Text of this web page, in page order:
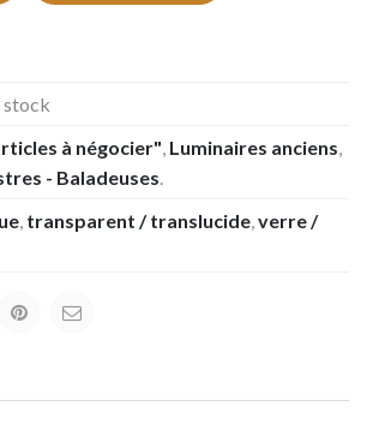
stock
à négocier" Luminaires anciens
- Baladeuses
transparent / translucide verre /